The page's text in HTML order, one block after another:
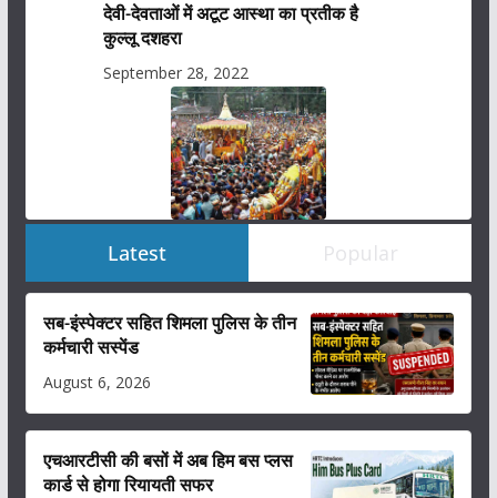
देवी-देवताओं में अटूट आस्था का प्रतीक है
कुल्लू दशहरा
September 28, 2022
Latest Popular
सब-इंस्पेक्टर सहित शिमला पुलिस के तीन
कर्मचारी सस्पेंड
August 6, 2026
एचआरटीसी की बसों में अब हिम बस प्लस
कार्ड से होगा रियायती सफर